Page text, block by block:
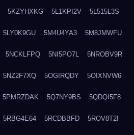
5KZYHXKG 5L1KPI2V 5L515L3S
5LY0K9GU 5M4U4YA3 5M8JMWFU
5NCKLFPQ 5NI5PO7L 5NROBV9R
5NZ2F7XQ 5OGIRQDY 5OIXNVW6
5PMRZDAK 5Q7NY9BS 5QDQI5F8
5RBG4E64 5RCDBBFD 5ROV8T2I